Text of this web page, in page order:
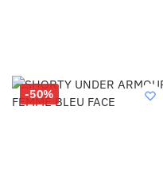
-50%